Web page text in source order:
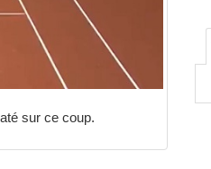
sur ce coup.